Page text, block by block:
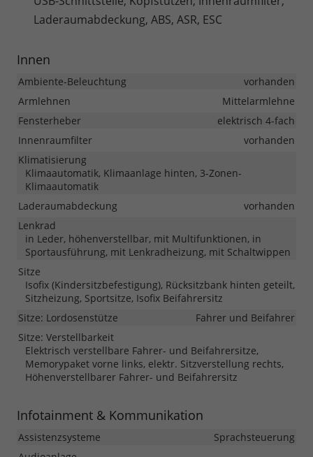
Laderaumabdeckung, ABS, ASR, ESC
Innen
Ambiente-Beleuchtung
vorhanden
Armlehnen
Mittelarmlehne
Fensterheber
elektrisch 4-fach
Innenraumfilter
vorhanden
Klimatisierung
Klimaautomatik, Klimaanlage hinten, 3-Zonen-
Klimaautomatik
Laderaumabdeckung
vorhanden
Lenkrad
in Leder, höhenverstellbar, mit Multifunktionen, in
Sportausführung, mit Lenkradheizung, mit Schaltwippen
Sitze
Isofix (Kindersitzbefestigung), Rücksitzbank hinten geteilt,
Sitzheizung, Sportsitze, Isofix Beifahrersitz
Sitze: Lordosenstütze
Fahrer und Beifahrer
Sitze: Verstellbarkeit
Elektrisch verstellbare Fahrer- und Beifahrersitze,
Memorypaket vorne links, elektr. Sitzverstellung rechts,
Höhenverstellbarer Fahrer- und Beifahrersitz
Infotainment & Kommunikation
Assistenzsysteme
Sprachsteuerung